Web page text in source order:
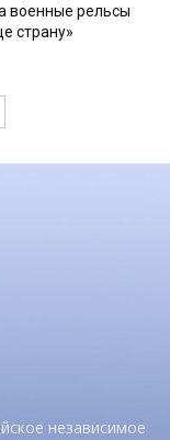
военные рельсы
страну»
независимое